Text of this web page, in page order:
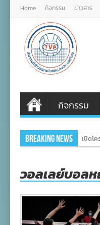
Home กิจกรรม ข่าวสาร
กิจกรรม
Breaking News เปิดโ
วอลเลย์บอล